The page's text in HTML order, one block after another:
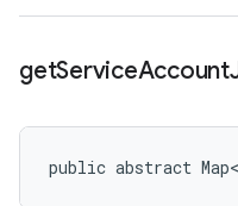
getServiceAccount
public abstract